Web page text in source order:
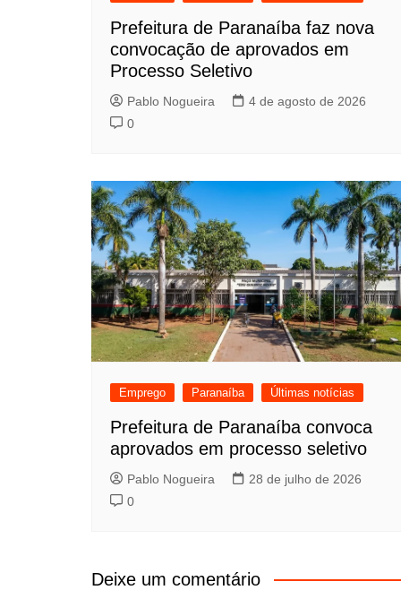
Prefeitura de Paranaíba faz nova
convocação de aprovados em
Processo Seletivo
Pablo Nogueira
4 de agosto de 2026
0
Emprego Paranaíba Últimas notícias
Prefeitura de Paranaíba convoca
aprovados em processo seletivo
Pablo Nogueira
28 de julho de 2026
0
Deixe um comentário